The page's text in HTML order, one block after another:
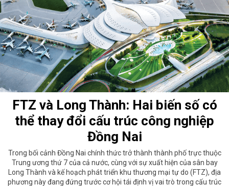
FTZ và Long Thành: Hai biến số có
thể thay đổi cấu trúc công nghiệp
Đồng Nai
Trong bối cảnh Đồng Nai chính thức trở thành thành phố trực thuộc
Trung ương thứ 7 của cả nước, cùng với sự xuất hiện của sân bay
Long Thành và kế hoạch phát triển khu thương mại tự do (FTZ), địa
phương này đang đứng trước cơ hội tái định vị vai trò trong cấu trúc